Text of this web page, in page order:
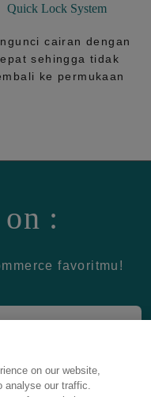
Quick Lock System
cairan dengan
sehingga tidak
ke permukaan
:
favoritmu!
on our website,
analyse our traffic.